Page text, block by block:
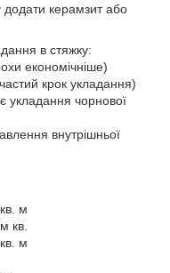
додати керамзит або
в стяжку:
економічніше)
крок укладання)
укладання чорнової
внутрішньої
м
кв.
м